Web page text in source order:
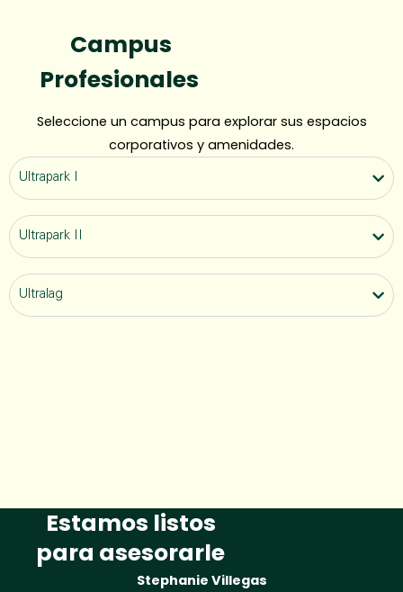
Campus
Profesionales
Seleccione un campus para explorar sus espacios
corporativos y amenidades.
Ultrapark I
Ultrapark II
Ultralag
Estamos listos
para asesorarle
Stephanie Villegas